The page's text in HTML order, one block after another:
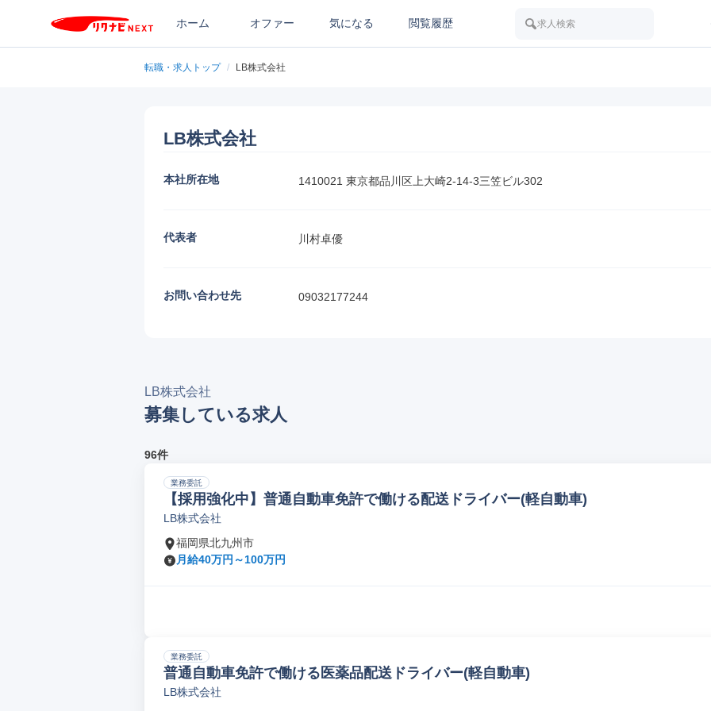
ホーム オファー 気になる 閲覧履歴 求人検索
転職・求人トップ / LB株式会社
LB株式会社
本社所在地 1410021 東京都品川区上大崎2-14-3三笠ビル302
代表者 川村卓優
お問い合わせ先 09032177244
LB株式会社
募集している求人
96件
業務委託
【採用強化中】普通自動車免許で働ける配送ドライバー(軽自動車)
LB株式会社
福岡県北九州市
月給40万円～100万円
業務委託
普通自動車免許で働ける医薬品配送ドライバー(軽自動車)
LB株式会社